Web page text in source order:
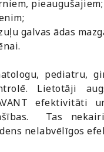
pieaugušajiem;
galvas ādas
pediatru,
Lietotāji
efektivitāti
Tas
nelabvēlīgos